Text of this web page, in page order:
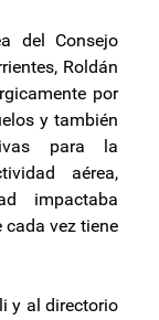
del Consejo
Roldán
por
y también
para la
aérea,
impactaba
vez tiene
y al directorio